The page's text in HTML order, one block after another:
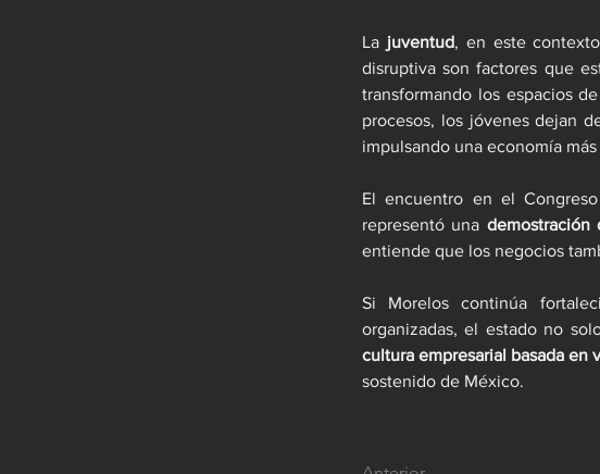
La juventud, en este
disruptiva son factores que
transformando los espacios
procesos, los jóvenes dejan
impulsando una economía
El encuentro en el
representó una demostración
entiende que los negocios
Si Morelos continúa
organizadas, el estado no
cultura empresarial basada en
sostenido de México.